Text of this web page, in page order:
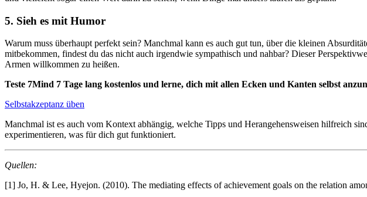
5. Sieh es mit Humor
Warum muss überhaupt perfekt sein? Manchmal kann es auch gut tun, über die kleinen
mitbekommen, findest du das nicht auch irgendwie sympathisch und nahbar? Dieser
Armen willkommen zu heißen.
Teste 7Mind 7 Tage lang kostenlos und lerne, dich mit allen Ecken und Kanten selbst
Selbstakzeptanz üben
Manchmal ist es auch vom Kontext abhängig, welche Tipps und Herangehensweisen hilfreich
experimentieren, was für dich gut funktioniert.
Quellen:
[1] Jo, H. & Lee, Hyejon. (2010). The mediating effects of achievement goals on the relation